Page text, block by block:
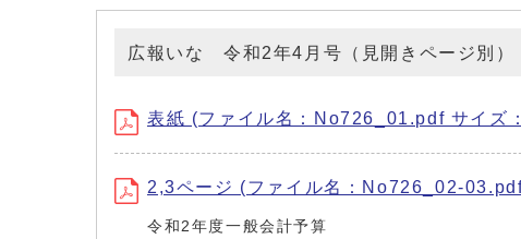
広報いな 令和2年4月号（見開きページ別）
表紙 (ファイル名：No726_01.pdf サイズ
2,3ページ (ファイル名：No726_02-
令和2年度一般会計予算